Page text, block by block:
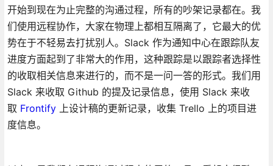
开始到现在为止完整的沟通过程，所有的吵架记录都在。我
们使用远程协作，大家在物理上都相互隔离了，它最大的优
势在于不轻易去打扰别人。Slack 作为通知中心在跟踪队友
进度方面起到了非常大的作用，这种跟踪是以跟踪者选择性
的收取相关信息来进行的，而不是一问一答的形式。我们用
Slack 来收取 Github 的提及记录信息，使用 Slack 来收
取 Frontify上设计稿的更新记录，收集 Trello 上的项目进
度信息。